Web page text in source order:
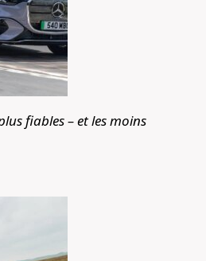
fiables – et les moins